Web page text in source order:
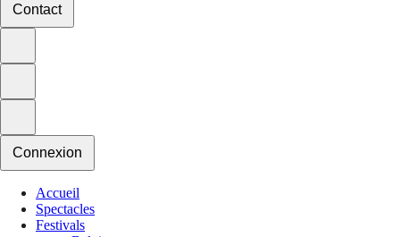
Contact
Connexion
Accueil
Spectacles
Festivals